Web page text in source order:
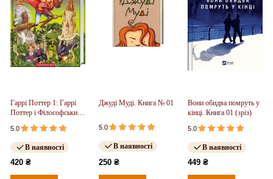
Гаррі Поттер 1: Гаррі
Поттер і Філософський
камінь
5.0
В наявності
420 ₴
Джуді Муді. Книга № 01
5.0
В наявності
250 ₴
Вони обидва помруть у
кінці. Книга 01 (зріз)
5.0
В наявності
449 ₴